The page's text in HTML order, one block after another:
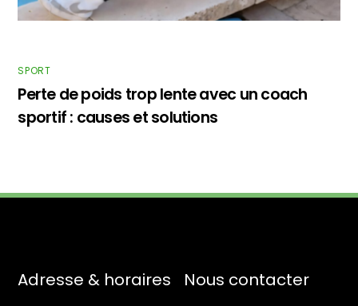
SPORT
Perte de poids trop lente avec un coach
sportif : causes et solutions
To
Adresse & horaires Nous contacter